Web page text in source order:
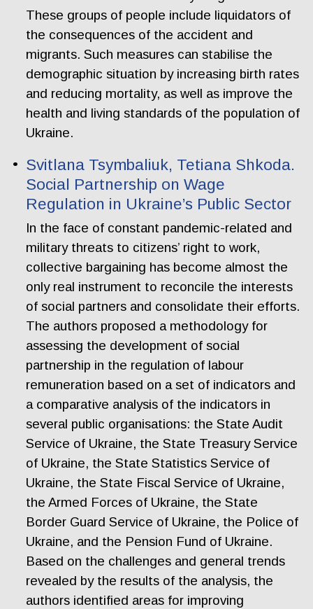
These groups of people include liquidators of
the consequences of the accident and
migrants. Such measures can stabilise the
demographic situation by increasing birth rates
and reducing mortality, as well as improve the
health and living standards of the population of
Ukraine.
Svitlana Tsymbaliuk, Tetiana Shkoda.
Social Partnership on Wage
Regulation in Ukraine’s Public Sector
In the face of constant pandemic-related and
military threats to citizens’ right to work,
collective bargaining has become almost the
only real instrument to reconcile the interests
of social partners and consolidate their efforts.
The authors proposed a methodology for
assessing the development of social
partnership in the regulation of labour
remuneration based on a set of indicators and
a comparative analysis of the indicators in
several public organisations: the State Audit
Service of Ukraine, the State Treasury Service
of Ukraine, the State Statistics Service of
Ukraine, the State Fiscal Service of Ukraine,
the Armed Forces of Ukraine, the State
Border Guard Service of Ukraine, the Police of
Ukraine, and the Pension Fund of Ukraine.
Based on the challenges and general trends
revealed by the results of the analysis, the
authors identified areas for improving